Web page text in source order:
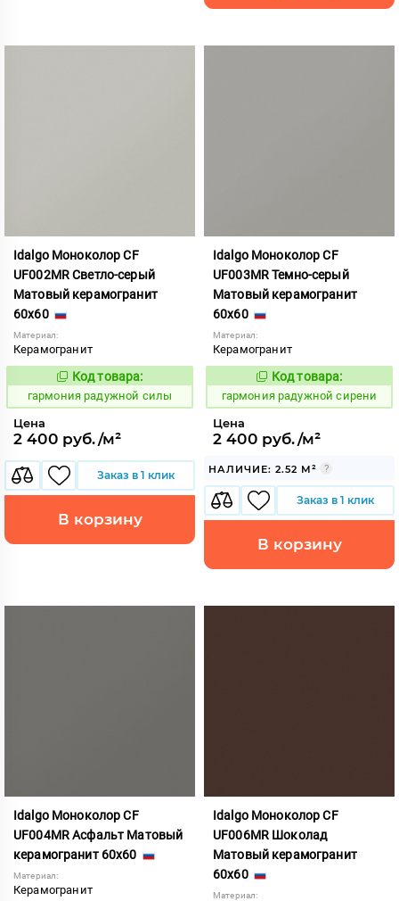
Idalgo Моноколор CF
UF002MR Светло-серый
Матовый керамогранит
60x60
Материал:
Керамогранит
275213
Код товара:
гармония радужной силы
Цена
2 400 руб./м²
Заказ в 1 клик
В корзину
Idalgo Моноколор CF
UF003MR Темно-серый
Матовый керамогранит
60x60
Материал:
Керамогранит
275214
Код товара:
гармония радужной сирени
Цена
2 400 руб./м²
НАЛИЧИЕ: 2.52 М²
Заказ в 1 клик
В корзину
Idalgo Моноколор CF
UF004MR Асфальт Матовый
керамогранит 60x60
Материал:
Керамогранит
Idalgo Моноколор CF
UF006MR Шоколад
Матовый керамогранит
60x60
Материал: